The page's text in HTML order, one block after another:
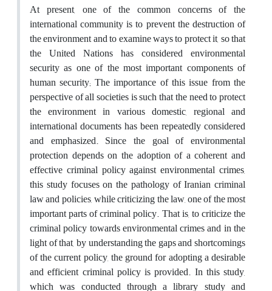
At present, one of the common concerns of the
international community is to prevent the destruction of
the environment and to examine ways to protect it, so that
the United Nations has considered environmental
security as one of the most important components of
human security; The importance of this issue from the
perspective of all societies is such that the need to protect
the environment in various domestic, regional and
international documents has been repeatedly considered
and emphasized. Since the goal of environmental
protection depends on the adoption of a coherent and
effective criminal policy against environmental crimes,
this study focuses on the pathology of Iranian criminal
law and policies, while criticizing the law, one of the most
important parts of criminal policy. That is, to criticize the
criminal policy towards environmental crimes and in the
light of that, by understanding the gaps and shortcomings
of the current policy, the ground for adopting a desirable
and efficient criminal policy is provided. In this study,
which was conducted through a library study and